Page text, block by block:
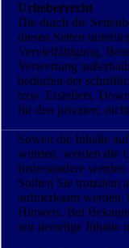
Urheberrecht
Die durch die
diesen Seiten
Vervielfältigung,
Verwertung
bedürfen der
bzw. Erstellers.
für den privaten,
Soweit die Inhalte
wurden, werden die
Insbesondere
Sollten Sie trotzdem
aufmerksam werden,
Hinweis. Bei
wir derartige Inhalte